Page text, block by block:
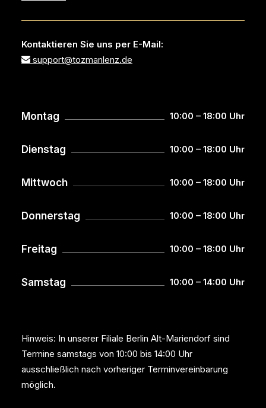
Kontaktieren Sie uns per E-Mail:
support@tozmanlenz.de
Montag 10:00 – 18:00 Uhr
Dienstag 10:00 – 18:00 Uhr
Mittwoch 10:00 – 18:00 Uhr
Donnerstag 10:00 – 18:00 Uhr
Freitag 10:00 – 18:00 Uhr
Samstag 10:00 – 14:00 Uhr
Hinweis: In unserer Filiale Berlin Alt-Mariendorf sind
Termine samstags von 10:00 bis 14:00 Uhr
ausschließlich nach vorheriger Terminvereinbarung
möglich.